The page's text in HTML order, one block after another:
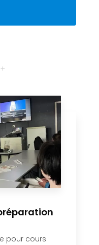
pour cours